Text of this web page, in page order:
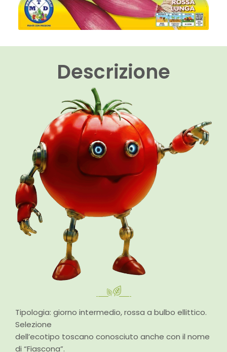
Descrizione
Tipologia: giorno intermedio, rossa a bulbo ellittico.
Selezione
dell’ecotipo toscano conosciuto anche con il nome
di “Fiascona”.